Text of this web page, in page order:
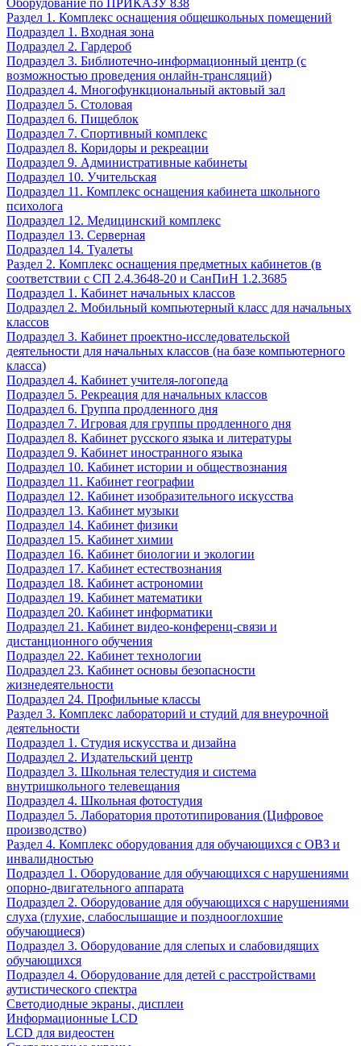
Оборудование по ПРИКАЗУ 838
Раздел 1. Комплекс оснащения общешкольных помещений
Подраздел 1. Входная зона
Подраздел 2. Гардероб
Подраздел 3. Библиотечно-информационный центр (с
возможностью проведения онлайн-трансляций)
Подраздел 4. Многофункциональный актовый зал
Подраздел 5. Столовая
Подраздел 6. Пищеблок
Подраздел 7. Спортивный комплекс
Подраздел 8. Коридоры и рекреации
Подраздел 9. Административные кабинеты
Подраздел 10. Учительская
Подраздел 11. Комплекс оснащения кабинета школьного
психолога
Подраздел 12. Медицинский комплекс
Подраздел 13. Серверная
Подраздел 14. Туалеты
Раздел 2. Комплекс оснащения предметных кабинетов (в
соответствии с СП 2.4.3648-20 и СанПиН 1.2.3685
Подраздел 1. Кабинет начальных классов
Подраздел 2. Мобильный компьютерный класс для начальных
классов
Подраздел 3. Кабинет проектно-исследовательской
деятельности для начальных классов (на базе компьютерного
класса)
Подраздел 4. Кабинет учителя-логопеда
Подраздел 5. Рекреация для начальных классов
Подраздел 6. Группа продленного дня
Подраздел 7. Игровая для группы продленного дня
Подраздел 8. Кабинет русского языка и литературы
Подраздел 9. Кабинет иностранного языка
Подраздел 10. Кабинет истории и обществознания
Подраздел 11. Кабинет географии
Подраздел 12. Кабинет изобразительного искусства
Подраздел 13. Кабинет музыки
Подраздел 14. Кабинет физики
Подраздел 15. Кабинет химии
Подраздел 16. Кабинет биологии и экологии
Подраздел 17. Кабинет естествознания
Подраздел 18. Кабинет астрономии
Подраздел 19. Кабинет математики
Подраздел 20. Кабинет информатики
Подраздел 21. Кабинет видео-конференц-связи и
дистанционного обучения
Подраздел 22. Кабинет технологии
Подраздел 23. Кабинет основы безопасности
жизнедеятельности
Подраздел 24. Профильные классы
Раздел 3. Комплекс лабораторий и студий для внеурочной
деятельности
Подраздел 1. Студия искусства и дизайна
Подраздел 2. Издательский центр
Подраздел 3. Школьная телестудия и система
внутришкольного телевещания
Подраздел 4. Школьная фотостудия
Подраздел 5. Лаборатория прототипирования (Цифровое
производство)
Раздел 4. Комплекс оборудования для обучающихся с ОВЗ и
инвалидностью
Подраздел 1. Оборудование для обучающихся с нарушениями
опорно-двигательного аппарата
Подраздел 2. Оборудование для обучающихся с нарушениями
слуха (глухие, слабослышащие и позднооглохшие
обучающиеся)
Подраздел 3. Оборудование для слепых и слабовидящих
обучающихся
Подраздел 4. Оборудование для детей с расстройствами
аутистического спектра
Светодиодные экраны, дисплеи
Информационные LCD
LCD для видеостен